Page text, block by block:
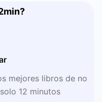
mejores libros de no
12 minutos